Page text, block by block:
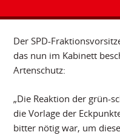
Der SPD-
das nun im Kabinett
Artenschutz:
„Die Reaktion der grün-
die Vorlage der
bitter nötig war, um